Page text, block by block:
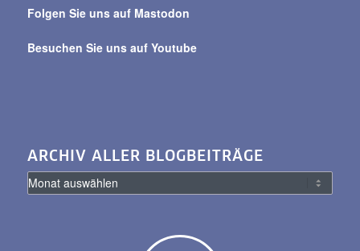
Folgen Sie uns auf Mastodon
Besuchen Sie uns auf Youtube
ARCHIV ALLER BLOGBEITRÄGE